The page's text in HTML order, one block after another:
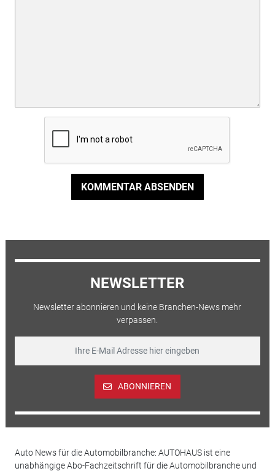
KOMMENTAR ABSENDEN
NEWSLETTER
Newsletter abonnieren und keine Branchen-News mehr
verpassen.
ABONNIEREN
Auto News für die Automobilbranche: AUTOHAUS ist eine
unabhängige Abo-Fachzeitschrift für die Automobilbranche und